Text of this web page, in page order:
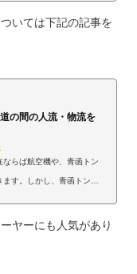
夜行列車」は既に存在せ
夜行列車の果たした役割
けぼの」上野発・青...
いては下記の記事を
の間の人流・物流を
らば航空機や、青函トン
す。しかし、青函トンネ
函連絡船」を今回は紹介
ヤーにも人気があり